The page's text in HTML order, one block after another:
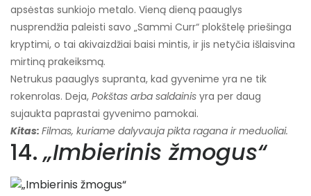
apsėstas sunkiojo metalo. Vieną dieną paauglys
nusprendžia paleisti savo „Sammi Curr“ plokštelę priešinga
kryptimi, o tai akivaizdžiai baisi mintis, ir jis netyčia išlaisvina
mirtiną prakeiksmą.
Netrukus paauglys supranta, kad gyvenime yra ne tik
rokenrolas. Deja, Pokštas arba saldainis yra per daug
sujaukta paprastai gyvenimo pamokai.
Kitas: Filmas, kuriame dalyvauja pikta ragana ir meduoliai.
14.„Imbierinis žmogus“